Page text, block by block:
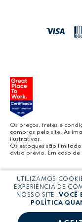
Os preços, fretes e
compras pelo site. As
ilustrativas.
Os estoques são
aviso prévio. Em caso
Copyright © LEONORA
03.064.692/0005-53
UTILIZAMOS
EXPERIÊNCIA DE
NOSSO SITE,VOCÊ
POLÍTICA